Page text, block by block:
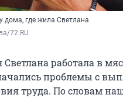
дома, где жила Светлана
72.RU
Светлана работала в
проблемы с
труда. По словам